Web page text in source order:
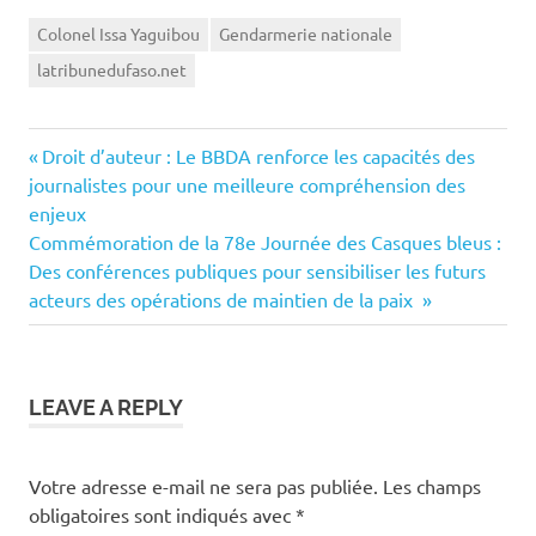
Colonel Issa Yaguibou
Gendarmerie nationale
latribunedufaso.net
Navigation
de
l’article
Previous
Post:
Droit d’auteur : Le BBDA renforce les capacités des
journalistes pour une meilleure compréhension des
enjeux
Next
Post:
Commémoration de la 78e Journée des Casques bleus :
Des conférences publiques pour sensibiliser les futurs
acteurs des opérations de maintien de la paix
LEAVE A REPLY
Votre adresse e-mail ne sera pas publiée. Les champs
obligatoires sont indiqués avec *